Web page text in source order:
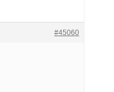
#45060